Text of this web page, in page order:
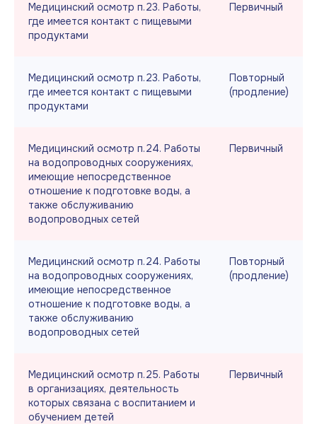
Медицинский осмотр п.23. Работы,
где имеется контакт с пищевыми
продуктами
Первичный
Медицинский осмотр п.23. Работы,
где имеется контакт с пищевыми
продуктами
Повторный
(продление)
Медицинский осмотр п.24. Работы
на водопроводных сооружениях,
имеющие непосредственное
отношение к подготовке воды, а
также обслуживанию
водопроводных сетей
Первичный
Медицинский осмотр п.24. Работы
на водопроводных сооружениях,
имеющие непосредственное
отношение к подготовке воды, а
также обслуживанию
водопроводных сетей
Повторный
(продление)
Медицинский осмотр п.25. Работы
в организациях, деятельность
которых связана с воспитанием и
обучением детей
Первичный